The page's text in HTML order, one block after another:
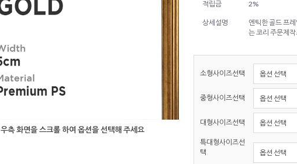
우측 화면을 스크롤 하여 옵션을 선택해 주세요
적립금 2%
상세설명
엔틱한 골드 프
는 코리 주문제
소형사이즈선택
중형사이즈선택
대형사이즈선택
특대형사이즈선
택